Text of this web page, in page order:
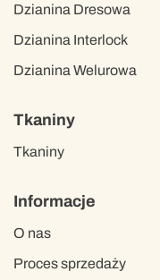
Dzianina Dresowa
Dzianina Interlock
Dzianina Welurowa
Tkaniny
Tkaniny
Informacje
O nas
Proces sprzedaży